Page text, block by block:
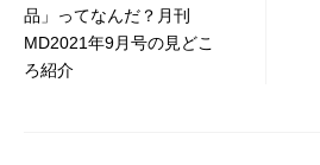
ー
シ
品」ってなんだ？月刊
MD2021年9月号の見どこ
ろ紹介